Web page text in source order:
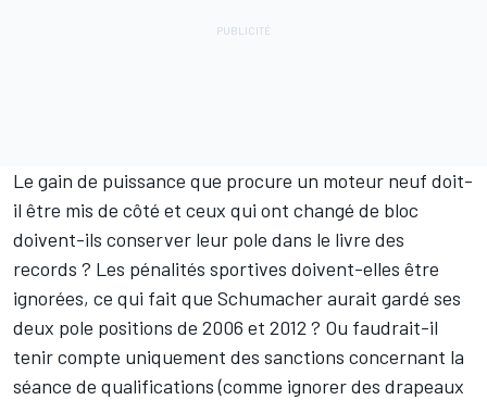
Le gain de puissance que procure un moteur neuf doit-
il être mis de côté et ceux qui ont changé de bloc
doivent-ils conserver leur pole dans le livre des
records ? Les pénalités sportives doivent-elles être
ignorées, ce qui fait que Schumacher aurait gardé ses
deux pole positions de 2006 et 2012 ? Ou faudrait-il
tenir compte uniquement des sanctions concernant la
séance de qualifications (comme ignorer des drapeaux